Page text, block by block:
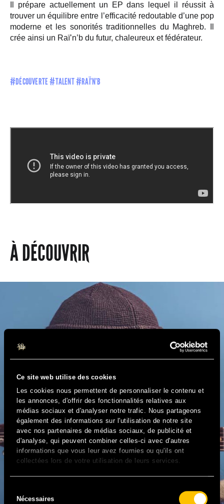
Ce site web utilise des cookies
Les cookies nous permettent de personnaliser le contenu et
les annonces, d'offrir des fonctionnalités relatives aux
médias sociaux et d'analyser notre trafic. Nous partageons
également des informations sur l'utilisation de notre site
avec nos partenaires de médias sociaux, de publicité et
d'analyse, qui peuvent combiner celles-ci avec d'autres
informations que vous leur avez fournies ou qu'ils ont
collectées lors de votre utilisation de leurs services.
duNécessaires
Il prépare actuellement un EP dans lequel il réussit à
trouver un équilibre entre l’efficacité redoutable d’une pop
moderne et les sonorités traditionnelles du Maghreb. Il
crée ainsi un Raï’n’b du futur, chaleureux et fédérateur.
#DÉCOUVERTE #TALENT #RAÏ’N’B
À DÉCOUVRIR